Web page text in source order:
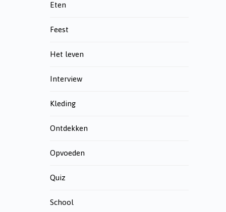
Eten
Feest
Het leven
Interview
Kleding
Ontdekken
Opvoeden
Quiz
School